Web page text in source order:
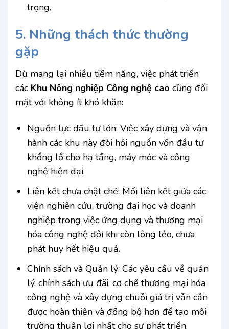
trọng.
5. Những thách thức thường
gặp
Dù mang lại nhiều tiềm năng, việc phát triển
các Khu Nông nghiệp Công nghệ cao cũng đối
mặt với không ít khó khăn:
Nguồn lực đầu tư lớn: Việc xây dựng và vận
hành các khu này đòi hỏi nguồn vốn đầu tư
khổng lồ cho hạ tầng, máy móc và công
nghệ hiện đại.
Liên kết chưa chặt chẽ: Mối liên kết giữa các
viện nghiên cứu, trường đại học và doanh
nghiệp trong việc ứng dụng và thương mại
hóa công nghệ đôi khi còn lỏng lẻo, chưa
phát huy hết hiệu quả.
Chính sách và Quản lý: Các yêu cầu về quản
lý, chính sách ưu đãi, cơ chế thương mại hóa
công nghệ và xây dựng chuỗi giá trị vẫn cần
được hoàn thiện và đồng bộ hơn để tạo môi
trường thuận lợi nhất cho sự phát triển.